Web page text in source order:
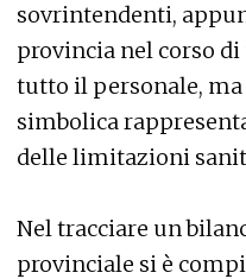
sovrintendenti,
provincia nel corso
tutto il personale,
simbolica
delle limitazioni
Nel tracciare un
provinciale si è